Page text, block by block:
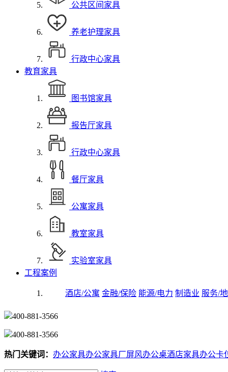
公共区间家具
养老护理家具
行政中心家具
教育家具
图书馆家具
报告厅家具
行政中心家具
餐厅家具
公寓家具
教室家具
实验室家具
工程案例
酒店/公寓 金融/保险 能源/电力 制造业 服务/
400-881-3566
400-881-3566
热门关键词： 办公家具办公家具厂屏风办公桌酒店家具办公卡